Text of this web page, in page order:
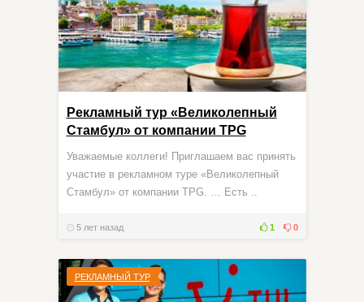
Рекламный тур «Великолепный
Стамбул» от компании TPG
Уважаемые коллеги! Приглашаем вас принять
участие в рекламном туре «Великолепный
Стамбул» от компании TPG. … Есть ..
5 лет назад 1 0
РЕКЛАМНЫЙ ТУР